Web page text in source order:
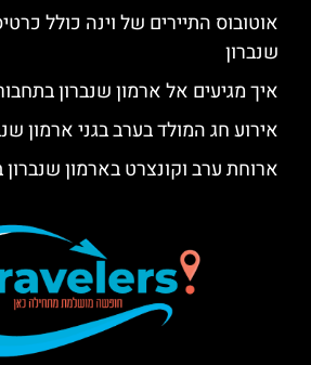
אוטובוס התיירים של וינה כולל
שנברון
איך מגיעים אל ארמון שנברון
אירוע חג המולד בערב בגני ארמון
ארוחת ערב וקונצרט בארמון שנברון